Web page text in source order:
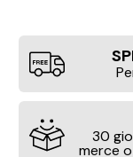
30
merce